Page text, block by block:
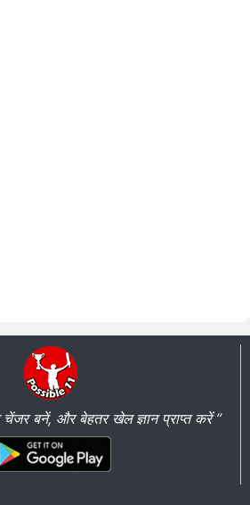
बनें, और बेहतर खेल ज्ञान प्राप्त करें ”